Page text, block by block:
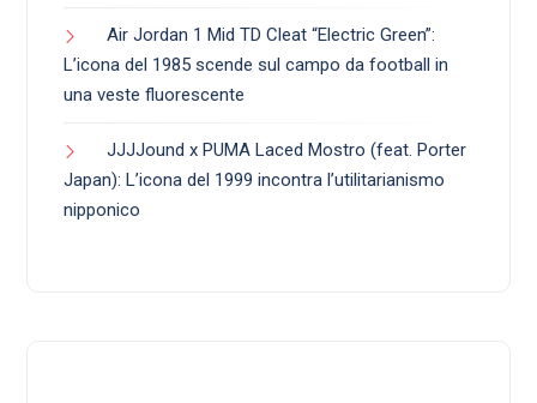
Air Jordan 1 Mid TD Cleat “Electric Green”:
L’icona del 1985 scende sul campo da football in
una veste fluorescente
JJJJound x PUMA Laced Mostro (feat. Porter
Japan): L’icona del 1999 incontra l’utilitarianismo
nipponico